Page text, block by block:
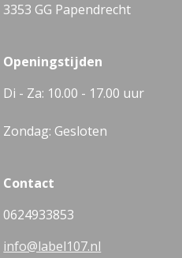
3353 GG Papendrecht
Openingstijden
Di - Za: 10.00 - 17.00 uur
Zondag: Gesloten
Contact
0624933853
info@label107.nl